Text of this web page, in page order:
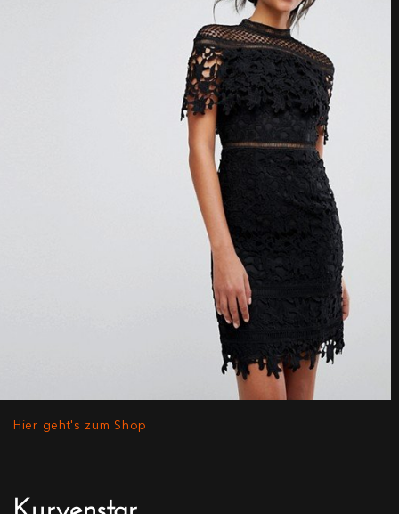
Hier geht's zum Shop
Kurvenstar